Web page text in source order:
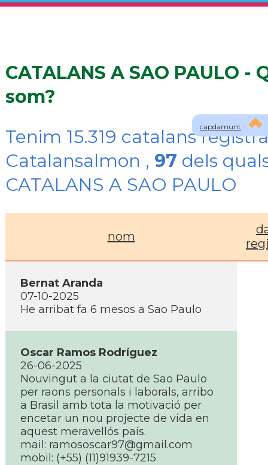
capdamunt
CATALANS A SAO PAULO -
som?
Tenim 15.319 catalans
Catalansalmon , 97 dels
CATALANS A SAO PAULO
nom
Bernat Aranda
07-10-2025
He arribat fa 6 mesos a Sao Paulo
Oscar Ramos Rodríguez
26-06-2025
Nouvingut a la ciutat de Sao Paulo
per raons personals i laborals, arribo
a Brasil amb tota la motivació per
encetar un nou projecte de vida en
aquest meravellós país.
mail: ramososcar97@gmail.com
mobil: (+55) (11)91939-7215